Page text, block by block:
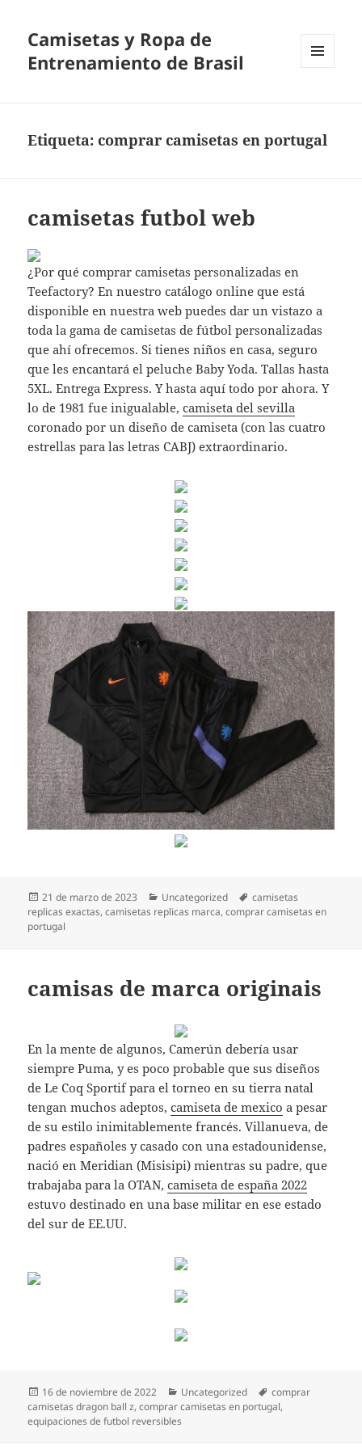
Camisetas y Ropa de
Entrenamiento de Brasil
Etiqueta:comprar camisetas en portugal
camisetas futbol web
¿Por qué comprar camisetas personalizadas en
Teefactory? En nuestro catálogo online que está
disponible en nuestra web puedes dar un vistazo a
toda la gama de camisetas de fútbol personalizadas
que ahí ofrecemos. Si tienes niños en casa, seguro
que les encantará el peluche Baby Yoda. Tallas hasta
5XL. Entrega Express. Y hasta aquí todo por ahora. Y
lo de 1981 fue inigualable,camiseta del sevilla
coronado por un diseño de camiseta (con las cuatro
estrellas para las letras CABJ) extraordinario.
Publicado
el
21 de marzo de 2023 Categorías
Uncategorized Etiquetas
camisetas
replicas exactas,camisetas replicas marca,comprar camisetas en
portugal
camisas de marca originais
En la mente de algunos, Camerún debería usar
siempre Puma, y es poco probable que sus diseños
de Le Coq Sportif para el torneo en su tierra natal
tengan muchos adeptos,camiseta de mexico a pesar
de su estilo inimitablemente francés. Villanueva, de
padres españoles y casado con una estadounidense,
nació en Meridian (Misisipi) mientras su padre, que
trabajaba para la OTAN,camiseta de españa 2022
estuvo destinado en una base militar en ese estado
del sur de EE.UU.
Publicado
el
16 de noviembre de 2022 Categorías
Uncategorized Etiquetas
comprar
camisetas dragon ball z,comprar camisetas en portugal,
equipaciones de futbol reversibles